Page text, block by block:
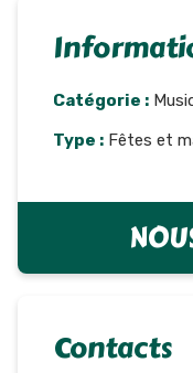
Catégorie :
Type : Fêtes et
Contacts